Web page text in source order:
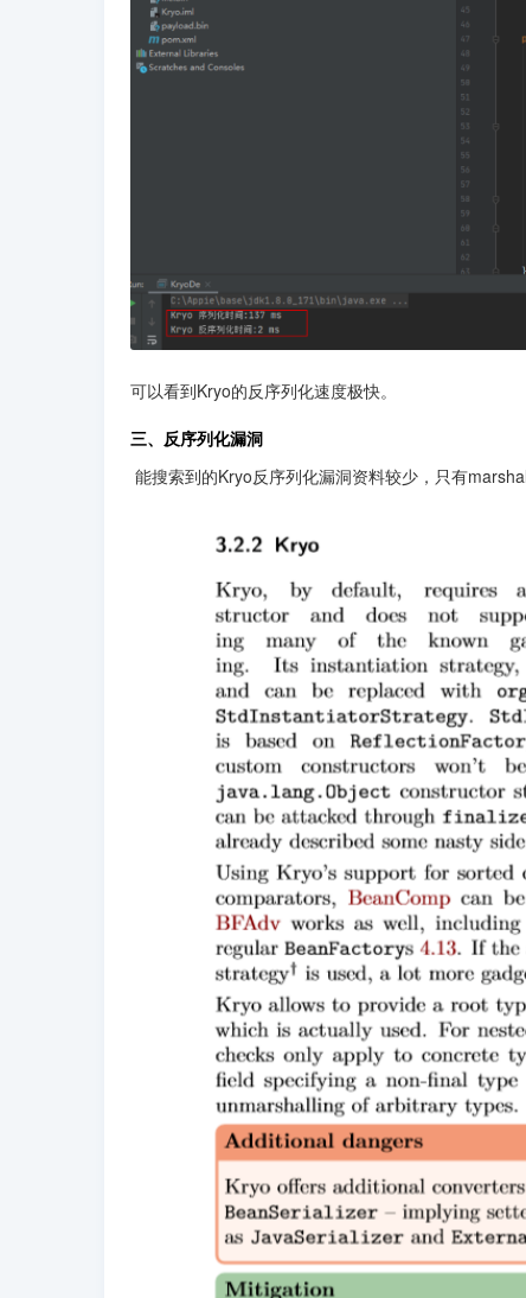
可以看到Kryo的反序列化速度极快。
三、反序列化漏洞
能搜索到的Kryo反序列化漏洞资料较少，只有